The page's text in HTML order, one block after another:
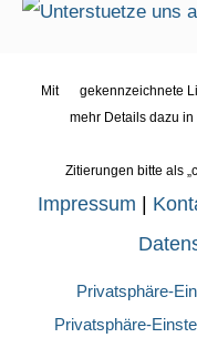
Mit
gekennzeichnete
mehr Details dazu in
Zitierungen bitte als
Impressum
Privatsphäre-
Privatsphäre-